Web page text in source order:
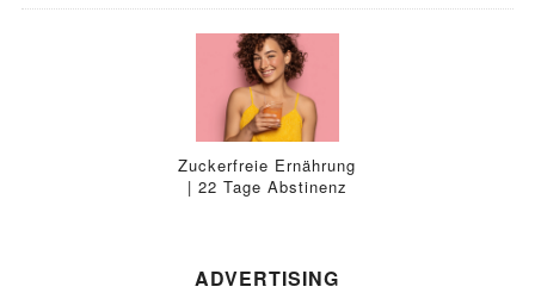
Zuckerfreie Ernährung
| 22 Tage Abstinenz
ADVERTISING